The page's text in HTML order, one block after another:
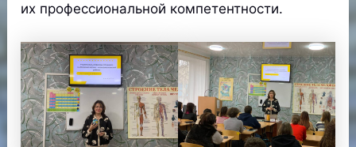
их профессиональной компетентности.